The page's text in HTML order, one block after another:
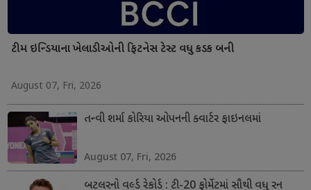
ટીમ ઇન્ડિયાના ખેલાડીઓની ફિટનેસ ટેસ્ટ વધુ કડક બની
August 07, Fri, 2026
તન્વી શર્મા કોરિયા ઓપનની ક્વાર્ટર ફાઇનલમાં
August 07, Fri, 2026
બટલરનો વર્લ્ડ રેકોર્ડ : ટી-20 ફોર્મેટમાં સૌથી વધુ રન